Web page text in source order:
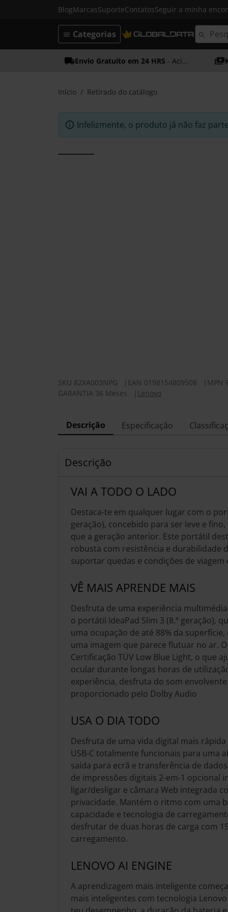
BlogMarcasSuporteContatosSeguir a minha
Categorias
Envio Gratuito em 24 HRS - Acima dos 50€
Início Retirado do catálogo
Infelizmente, o produto já não faz
SKU 82XA003NPG EAN 0198154809508 MPN
GARANTIA 36 Meses
Lenovo
Descrição Especificação
Descrição
VAI A TODO O LADO
Destaca-te em qualquer lugar com o
geração), concebido para ser leve e
que a geração anterior. Este portátil
robusta com resistência e durabilidade
suportar quedas e condições de viagem
VÊ MAIS APRENDE MAIS
Desfruta de uma experiência
o portátil IdeaPad Slim 3 (8.ª geração),
uma ocupação de até 88% da
uma imagem que parece flutuar no ar.
Certificação TÜV Low Blue Light, o que
ocular durante longas horas de
experiência, desfruta do som
proporcionado pelo Dolby Audio
USA O DIA TODO
Desfruta de uma vida digital mais
USB-C totalmente funcionais para uma
saída para ecrã e transferência de
de impressões digitais 2-em-1 opcional
ligar/desligar e câmara Web integrada
privacidade. Mantém o ritmo com uma
capacidade e tecnologia de
desfrutar de duas horas de carga com
carregamento.
LENOVO AI ENGINE
A aprendizagem mais inteligente
mais inteligentes com tecnologia